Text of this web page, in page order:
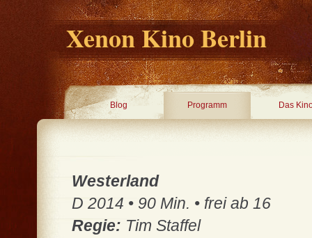
Xenon Kino Berlin
Blog Programm Das
Westerland
D 2014 • 90 Min. • frei ab 16
Regie: Tim Staffel